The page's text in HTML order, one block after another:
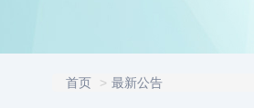
首页 最新公告